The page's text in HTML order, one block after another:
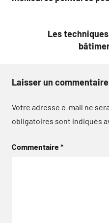
Les
Laisser un commentaire
Votre adresse e-mail ne
obligatoires sont indiqués
Commentaire*